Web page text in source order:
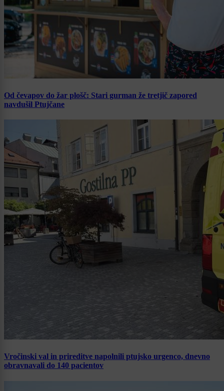
Od čevapov do žar plošč: Stari gurman že tretjič zapored
navdušil Ptujčane
Vročinski val in prireditve napolnili ptujsko urgenco, dnevno
obravnavali do 140 pacientov